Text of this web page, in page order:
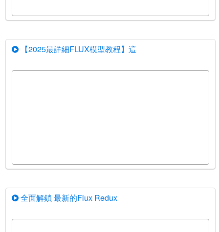
【2025最詳細FLUX模型教程】這
全面解鎖 最新的Flux Redux